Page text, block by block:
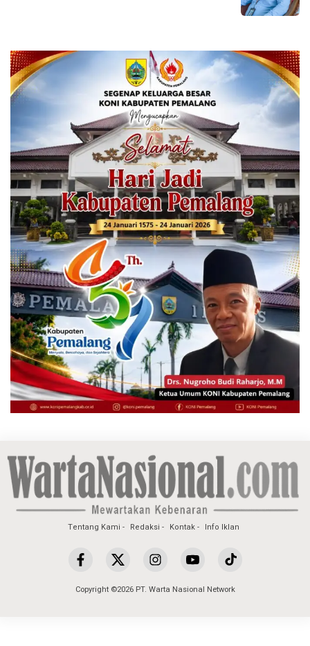
Tentang Kami Redaksi Kontak Info Iklan
Copyright ©2026 PT. Warta Nasional Network